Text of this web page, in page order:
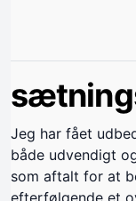
Jeg har fået
både udvendigt
som aftalt for at
efterfølgende et